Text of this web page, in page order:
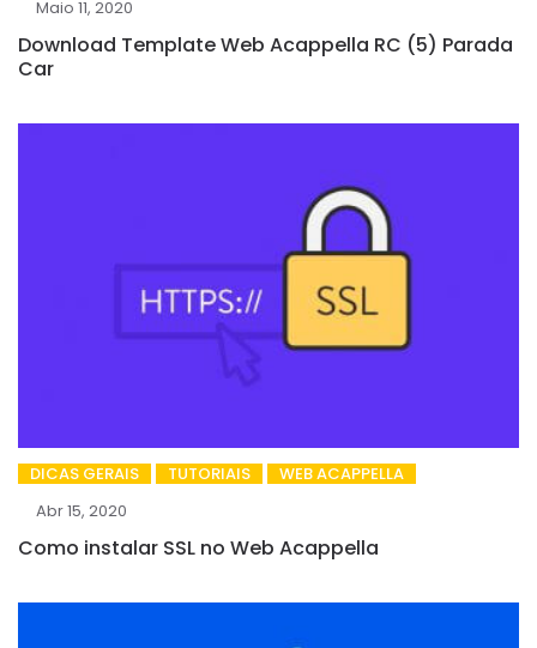
Maio 11, 2020
Download Template Web Acappella RC (5) Parada
Car
DICAS GERAIS TUTORIAIS
WEB ACAPPELLA
Abr 15, 2020
Como instalar SSL no Web Acappella